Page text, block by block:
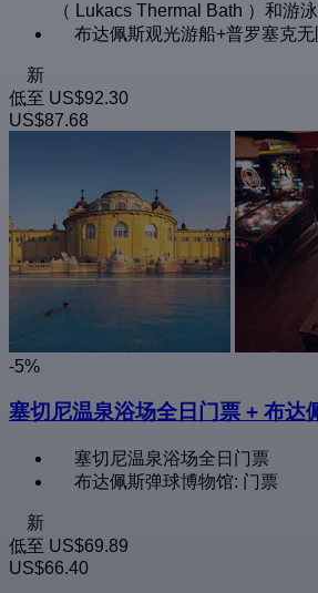
（ Lukacs Thermal Bath ）和游
布达佩斯观光游船+普罗塞克
新
低至 US$92.30
US$87.68
-5%
塞切尼温泉浴场全日门票 + 布达
塞切尼温泉浴场全日门票
布达佩斯弹球博物馆: 门票
新
低至 US$69.89
US$66.40